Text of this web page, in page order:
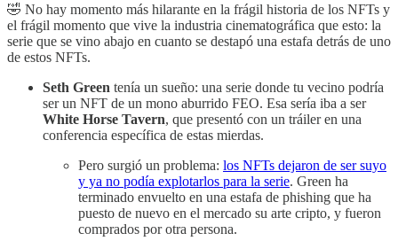
🤣 No hay momento más hilarante en la frágil historia de los NFTs y
el frágil momento que vive la industria cinematográfica que esto: la
serie que se vino abajo en cuanto se destapó una estafa detrás de uno
de estos NFTs.
Seth Green tenía un sueño: una serie donde tu vecino podría
ser un NFT de un mono aburrido FEO. Esa sería iba a ser
White Horse Tavern, que presentó con un tráiler en una
conferencia específica de estas mierdas.
Pero surgió un problema: los NFTs dejaron de ser suyo
y ya no podía explotarlos para la serie. Green ha
terminado envuelto en una estafa de phishing que ha
puesto de nuevo en el mercado su arte cripto, y fueron
comprados por otra persona.